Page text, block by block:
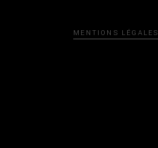
MENTIONS LÉGALES